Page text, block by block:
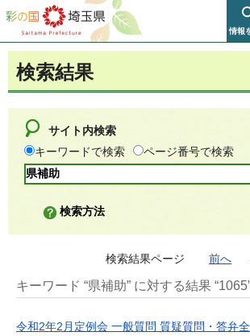
彩の国 埼玉県
情報
検索結果
サイト内検索
キーワードで検索
ページ番号で検索
検索方法
検索結果ページ 前へ
キーワード “県補助” に対する結果
令和2年2月定例会 一般質問 質疑質問・答弁全